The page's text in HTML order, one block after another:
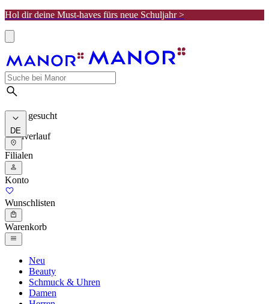
Hol dir deine Must-haves fürs neue Schuljahr >
Meist gesucht
Suchverlauf
DE
Filialen
Konto
Wunschlisten
Warenkorb
Neu
Beauty
Schmuck & Uhren
Damen